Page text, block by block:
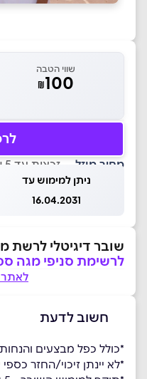
שווי הטבה
₪100
מחיר מוזל — זכאות עד 5 שוברים לחודש קלנדרי
ניתן למימוש עד
16.04.2031
שובר דיגיטלי לרשת
לרשימת סניפי מגה
חשוב לדעת
*כולל כפל מבצעים והנחות
*לא יינתן זיכוי/החזר